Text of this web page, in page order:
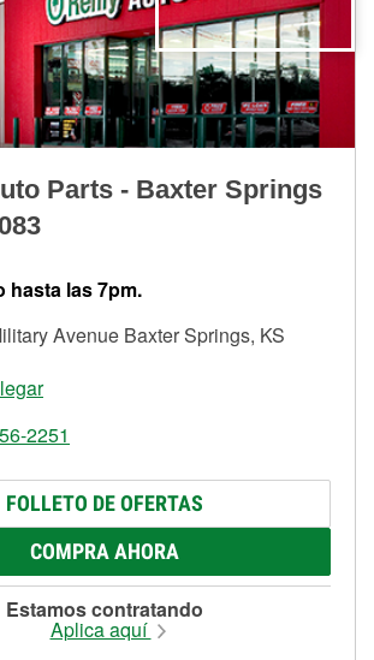
Parts - Baxter Springs
hasta las 7pm.
Avenue Baxter Springs, KS
2251
FOLLETO DE OFERTAS
COMPRA AHORA
Estamos contratando
Aplica aquí